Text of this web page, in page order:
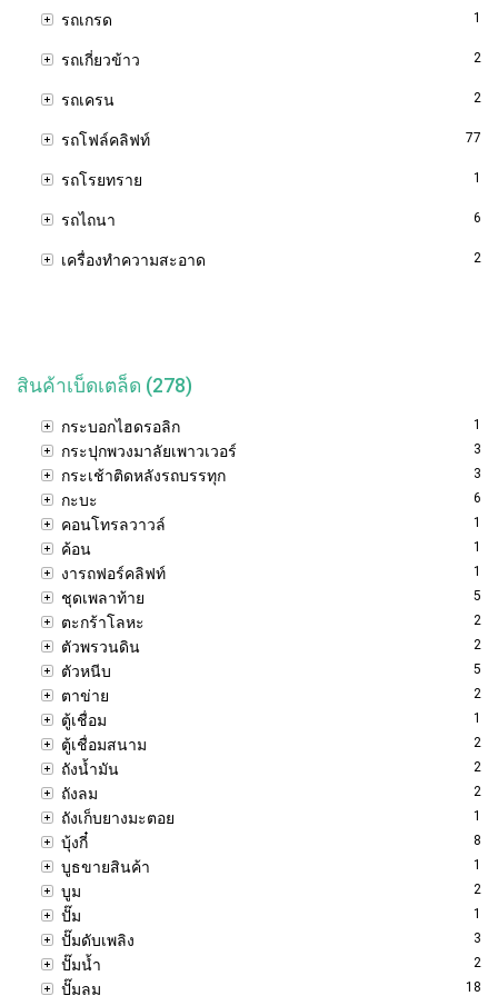
รถเกรด 1
รถเกี่ยวข้าว 2
รถเครน 2
รถโฟล์คลิฟท์ 77
รถโรยทราย 1
รถไถนา 6
เครื่องทำความสะอาด 2
สินค้าเบ็ดเตล็ด (278)
กระบอกไฮดรอลิก 1
กระปุกพวงมาลัยเพาวเวอร์ 3
กระเช้าติดหลังรถบรรทุก 3
กะบะ 6
คอนโทรลวาวล์ 1
ค้อน 1
งารถฟอร์คลิฟท์ 1
ชุดเพลาท้าย 5
ตะกร้าโลหะ 2
ตัวพรวนดิน 2
ตัวหนีบ 5
ตาข่าย 2
ตู้เชื่อม 1
ตู้เชื่อมสนาม 2
ถังน้ำมัน 2
ถังลม 2
ถังเก็บยางมะตอย 1
บุ้งกี๋ 8
บูธขายสินค้า 1
บูม 2
ปั๊ม 1
ปั๊มดับเพลิง 3
ปั๊มน้ำ 2
ปั๊มลม 18